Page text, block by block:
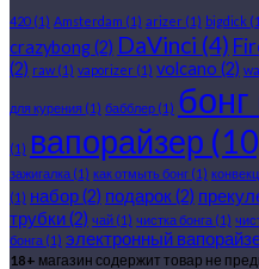
420 (1) Amsterdam (1) arizer (1) bigdick
crazybong(2) DaVinci (4)
(2) raw (1) vaporizer (1) volcano (2)
для курения (1) бабблер (1) бонг
(1) вапорайзер
зажигалка (1) как отмыть бонг (1)
(1) набор(2) подарок(2)
трубки(2) чай (1) чистка бонга (1)
бонга (1) электронный
18+ магазин содержит товар не